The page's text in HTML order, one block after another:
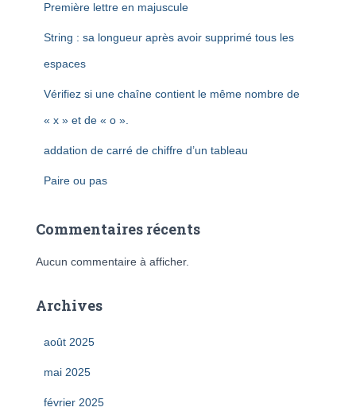
Première lettre en majuscule
String : sa longueur après avoir supprimé tous les
espaces
Vérifiez si une chaîne contient le même nombre de
« x » et de « o ».
addation de carré de chiffre d’un tableau
Paire ou pas
Commentaires récents
Aucun commentaire à afficher.
Archives
août 2025
mai 2025
février 2025